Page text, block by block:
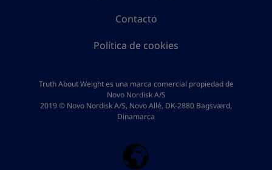
Contacto
Política de cookies
Truth About Weight es una marca comercial propiedad de
Novo Nordisk A/S
2019 © Novo Nordisk A/S, Novo Allé, DK-2880 Bagsværd,
Dinamarca